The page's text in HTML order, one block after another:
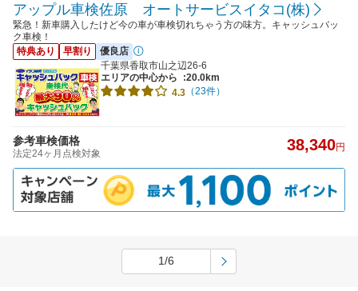
アップル車検佐原 オートサービスイタコ(株)
緊急！新車購入したけど今の車が車検切れちゃう方の味方。キャッシュバッ
ク車検！
特典あり
早割り
優良店
千葉県香取市山之辺26-6
エリアの中心から
:20.0km
4.3 （23件）
参考車検価格
法定24ヶ月点検対象 38,340円
1/6